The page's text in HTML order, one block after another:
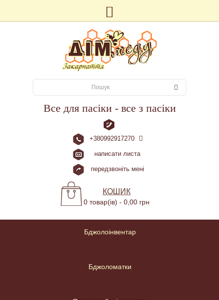
Все для пасіки - все з пасіки
+380992917270
написати листа
передзвоніть мені
КОШИК
0 товар(ів) - 0,00 грн
Бджолоінвентар
Бджоломатки